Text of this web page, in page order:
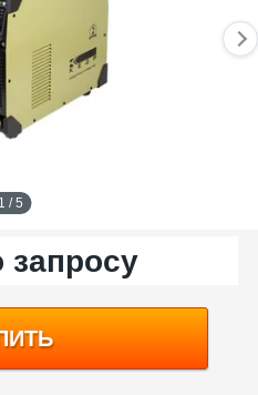
1 / 5
запросу